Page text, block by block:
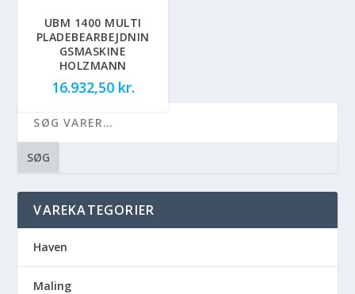
UBM 1400 MULTI
PLADEBEARBEJDNIN
GSMASKINE
HOLZMANN
16.932,50 kr.
SØG
VAREKATEGORIER
Haven
Maling